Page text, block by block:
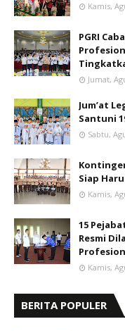
Kamis,
PGRI
Jumat,
Jum’at
Santuni
Sabtu,
Siap
Kamis,
15
Resmi
Kamis,
BERITA POPULER